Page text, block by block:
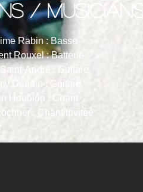
/ musicians
Rabin : Basse
Rouxel : Batterie
André : Guitare
Daudin : Guitare
Houblon : Chant
: Chant/Invitée